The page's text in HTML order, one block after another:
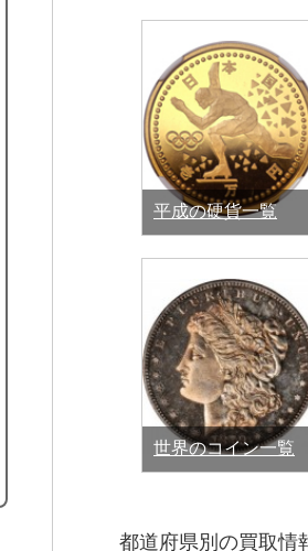
平成の硬貨一覧
世界のコイン一覧
都道府県別の買取情